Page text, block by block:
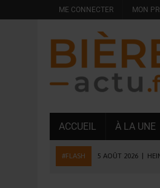
ME CONNECTER MON
ACCUEIL À LA UNE
#FLASH 5 AOÛT 2026